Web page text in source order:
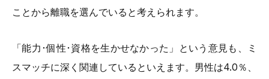
ことから離職を選んでいると考えられます。
「能力･個性･資格を生かせなかった」という意見も、ミ
スマッチに深く関連しているといえます。男性は4.0％、